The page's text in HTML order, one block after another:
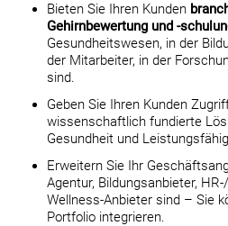
Bieten Sie Ihren Kunden
Gehirnbewertung und -
Gesundheitswesen, in der
der Mitarbeiter, in der
sind.
Geben Sie Ihren Kunden
wissenschaftlich fundierte
Gesundheit und
Erweitern Sie Ihr
Agentur, Bildungsanbieter,
Wellness-Anbieter sind – Sie
Portfolio integrieren.